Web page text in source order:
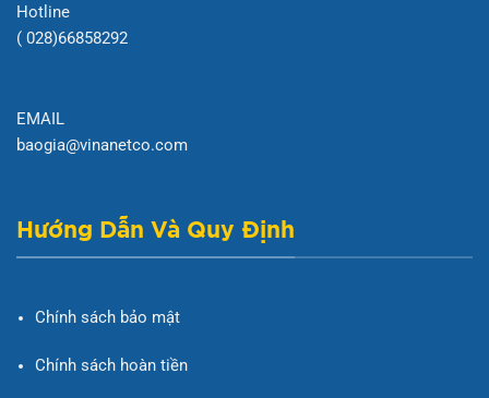
Hotline
( 028)66858292
EMAIL
baogia@vinanetco.com
Hướng Dẫn Và Quy Định
Chính sách bảo mật
Chính sách hoàn tiền